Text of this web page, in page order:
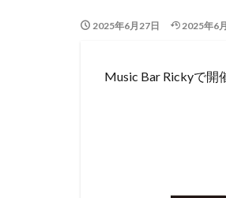
2025年6月27日 2025年6
Music Bar Rickyで開